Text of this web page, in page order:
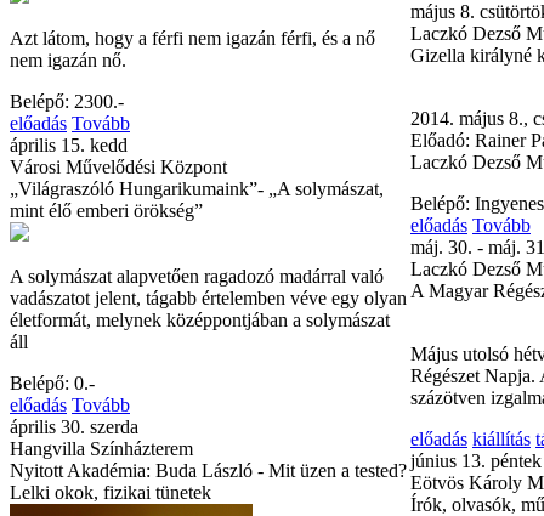
Azt látom, hogy a férfi nem igazán férfi, és a nő
nem igazán nő.
Belépő: 2300.-
előadás Tovább
április 15. kedd
Városi Művelődési Központ
„Világraszóló Hungarikumaink”- „A solymászat,
mint élő emberi örökség”
A solymászat alapvetően ragadozó madárral való
vadászatot jelent, tágabb értelemben véve egy olyan
életformát, melynek középpontjában a solymászat
áll
Belépő: 0.-
előadás Tovább
április 30. szerda
Hangvilla Színházterem
Nyitott Akadémia: Buda László - Mit üzen a tested?
Lelki okok, fizikai tünetek
május 8.
Laczkó Dezső
Gizella királyné
2014. május 8.,
Előadó: Rainer
Laczkó Dezső
Belépő: Ingyenes
előadás Tovább
máj. 30. - máj.
Laczkó Dezső
A Magyar
Május utolsó
Régészet Napja.
százötven
előadás kiállítás
június 13. péntek
Eötvös Károly
Írók, olvasók,